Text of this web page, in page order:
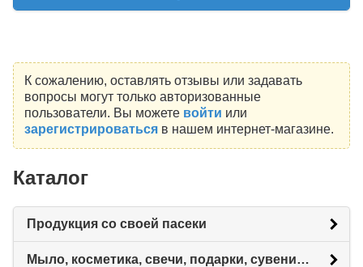
К сожалению, оставлять отзывы или задавать
вопросы могут только авторизованные
пользователи. Вы можете войти или
зарегистрироватьсяв нашем интернет-магазине.
Каталог
Продукция со своей пасеки
Мыло, косметика, свечи, подарки, сувениры.